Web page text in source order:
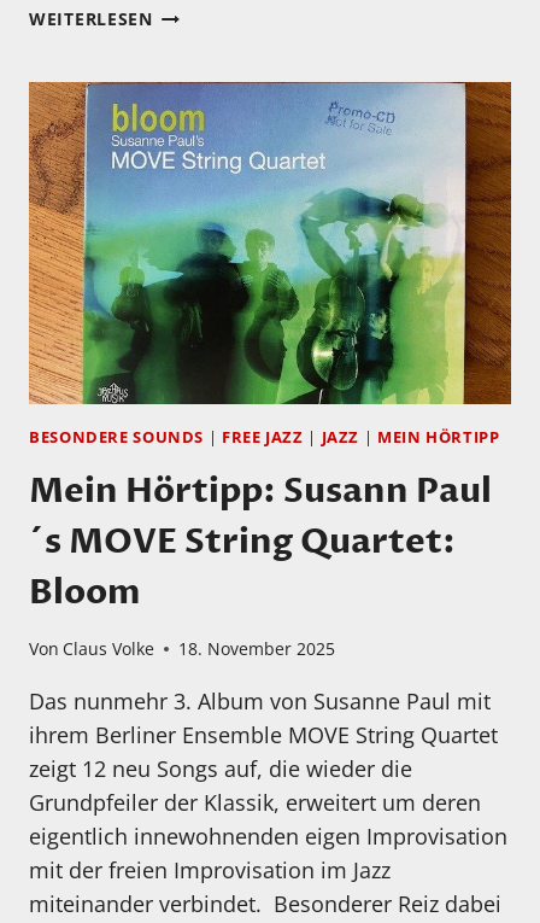
WEITERLESENMEIN
BANNER,
ANDRZEJEWSKI:
PRESENCIA
BESONDERE SOUNDS | FREE JAZZ | JAZZ | MEIN HÖRTIPP
Mein Hörtipp: Susann Paul
´s MOVE String Quartet:
Bloom
Von Claus Volke 18. November 2025
Das nunmehr 3. Album von Susanne Paul mit
ihrem Berliner Ensemble MOVE String Quartet
zeigt 12 neu Songs auf, die wieder die
Grundpfeiler der Klassik, erweitert um deren
eigentlich innewohnenden eigen Improvisation
mit der freien Improvisation im Jazz
miteinander verbindet. Besonderer Reiz dabei